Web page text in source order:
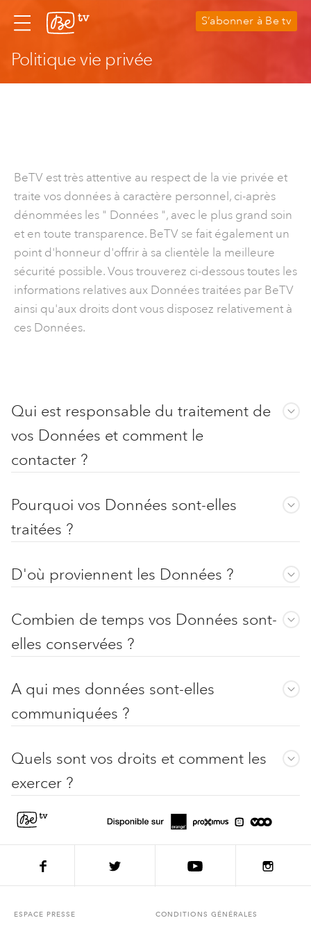
S’abonner à Be tv
Politique vie privée
BeTV est très attentive au respect de la vie privée et
traite vos données à caractère personnel, ci-après
dénommées les " Données ", avec le plus grand soin
et en toute transparence. BeTV se fait également un
point d'honneur d'offrir à sa clientèle la meilleure
sécurité possible. Vous trouverez ci-dessous toutes les
informations relatives aux Données traitées par BeTV
ainsi qu'aux droits dont vous disposez relativement à
ces Données.
Qui est responsable du traitement de
vos Données et comment le
contacter ?
Pourquoi vos Données sont-elles
traitées ?
D'où proviennent les Données ?
Combien de temps vos Données sont-
elles conservées ?
A qui mes données sont-elles
communiquées ?
Quels sont vos droits et comment les
exercer ?
ESPACE PRESSE CONDITIONS GÉNÉRALES